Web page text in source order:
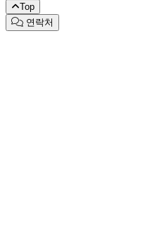
Top
연락처